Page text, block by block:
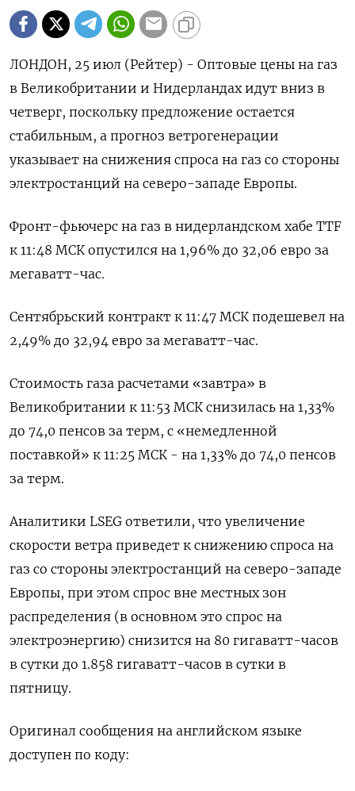
ЛОНДОН, 25 июл (Рейтер) - Оптовые цены на газ
в Великобритании и Нидерландах идут вниз в
четверг, поскольку предложение остается
стабильным, а прогноз ветрогенерации
указывает на снижения спроса на газ со стороны
электростанций на северо-западе Европы.
Фронт-фьючерс на газ в нидерландском хабе TTF
к 11:48 МСК опустился на 1,96% до 32,06 евро за
мегаватт-час.
Сентябрьский контракт к 11:47 МСК подешевел на
2,49% до 32,94 евро за мегаватт-час.
Стоимость газа расчетами «завтра» в
Великобритании к 11:53 МСК снизилась на 1,33%
до 74,0 пенсов за терм, с «немедленной
поставкой» к 11:25 МСК - на 1,33% до 74,0 пенсов
за терм.
Аналитики LSEG ответили, что увеличение
скорости ветра приведет к снижению спроса на
газ со стороны электростанций на северо-западе
Европы, при этом спрос вне местных зон
распределения (в основном это спрос на
электроэнергию) снизится на 80 гигаватт-часов
в сутки до 1.858 гигаватт-часов в сутки в
пятницу.
Оригинал сообщения на английском языке
доступен по коду: